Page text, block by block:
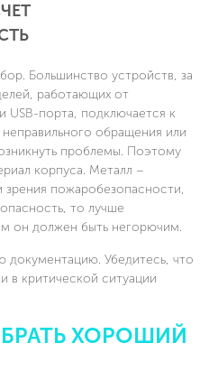
Большинство устройств, за
работающих от
USB-порта, подключается к
обращения или
проблемы. Поэтому
корпуса. Металл –
пожаробезопасности,
то лучше
он должен быть негорючим.
документацию. Убедитесь, что
в критической ситуации
ХОРОШИЙ